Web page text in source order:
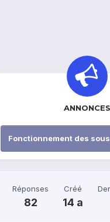
ANNONCES
Fonctionnement des
Réponses
82
Créé
14 a